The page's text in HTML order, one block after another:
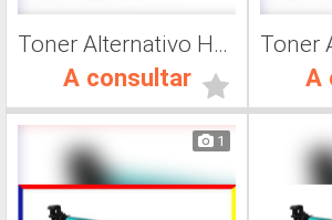
Toner Alternativo Hp CF503A, Impresora Láser
A consultar A
1